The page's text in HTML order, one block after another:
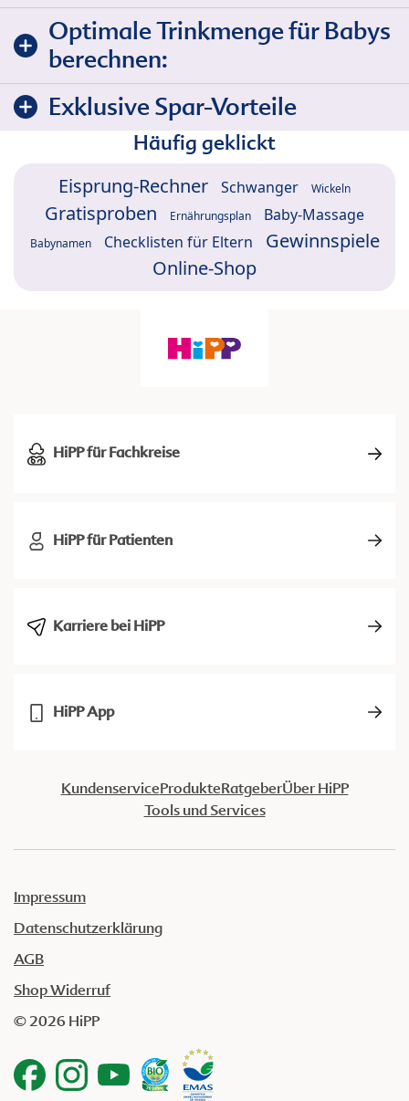
Optimale Trinkmenge für Babys
berechnen:
Exklusive Spar-Vorteile
Häufig geklickt
Eisprung-Rechner Schwanger Wickeln
Gratisproben Ernährungsplan Baby-Massage
Babynamen Checklisten für Eltern
Gewinnspiele
Online-Shop
HiPP für Fachkreise
HiPP für Patienten
Karriere bei HiPP
HiPP App
KundenserviceProdukteRatgeberÜber HiPP
Tools und Services
Impressum
Datenschutzerklärung
AGB
Shop Widerruf
© 2026 HiPP